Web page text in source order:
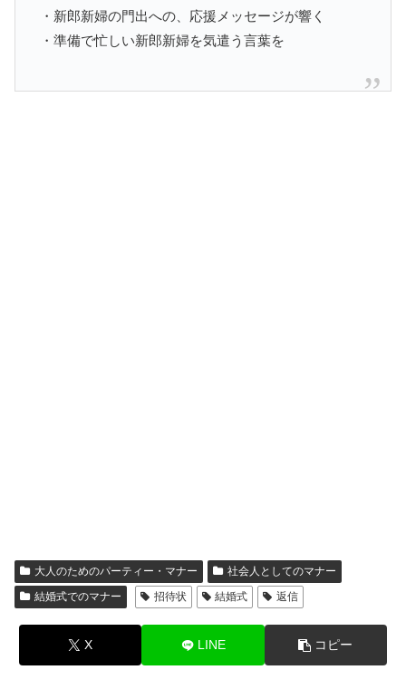
・新郎新婦の門出への、応援メッセージが響く
・準備で忙しい新郎新婦を気遣う言葉を
大人のためのパーティー・マナー
社会人としてのマナー
結婚式でのマナー
招待状 結婚式 返信
X LINE コピー